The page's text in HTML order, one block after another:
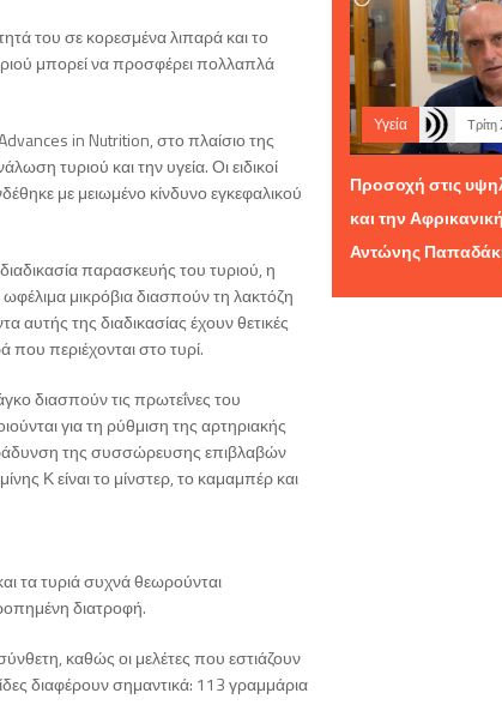
του σε κορεσμένα λιπαρά και το
μπορεί να προσφέρει πολλαπλά
in Nutrition, στο πλαίσιο της
τυριού και την υγεία. Οι ειδικοί
με μειωμένο κίνδυνο εγκεφαλικού
παρασκευής του τυριού, η
μικρόβια διασπούν τη λακτόζη
αυτής της διαδικασίας έχουν θετικές
που περιέχονται στο τυρί.
διασπούν τις πρωτεΐνες του
για τη ρύθμιση της αρτηριακής
της συσσώρευσης επιβλαβών
Κ είναι το μίνστερ, το καμαμπέρ και
τα τυριά συχνά θεωρούνται
διατροφή.
καθώς οι μελέτες που εστιάζουν
διαφέρουν σημαντικά: 113 γραμμάρια
Υγεία
Προσοχή στις
και την
Αντώνης